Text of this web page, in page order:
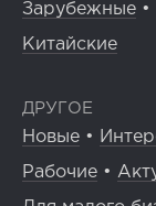
Зарубежные •
Китайские
ДРУГОЕ
Новые •
Рабочие •